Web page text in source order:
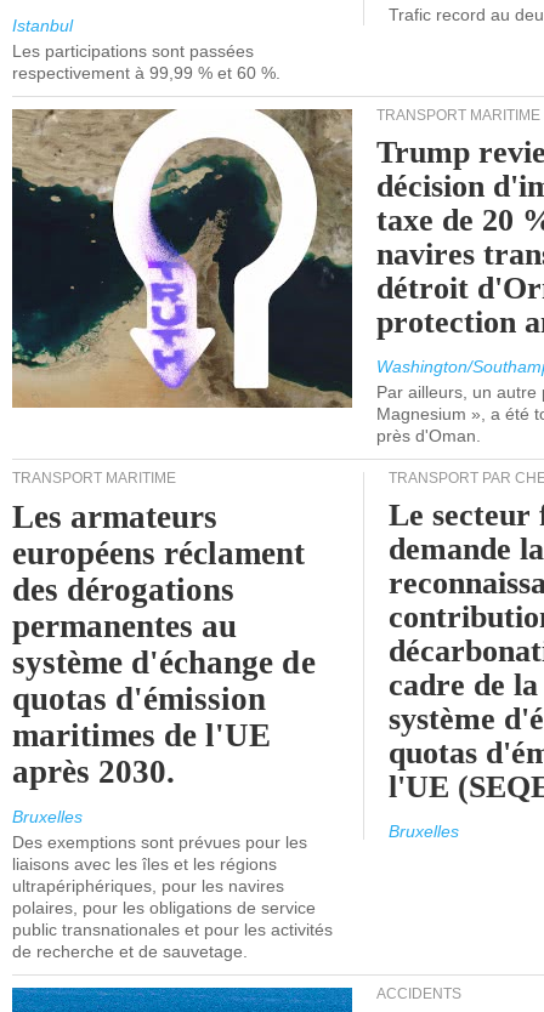
Istanbul
Les participations sont passées
respectivement à 99,99 % et 60 %.
Trafic record au
TRANSPORT MARITIME
Trump
décision
taxe de 20
navires
détroit
protection
Washington/
Par ailleurs, un autre
Magnesium », a été
près d'Oman.
TRANSPORT MARITIME
Les armateurs
européens réclament
des dérogations
permanentes au
système d'échange de
quotas d'émission
maritimes de l'UE
après 2030.
Bruxelles
Des exemptions sont prévues pour les
liaisons avec les îles et les régions
ultrapériphériques, pour les navires
polaires, pour les obligations de service
public transnationales et pour les activités
de recherche et de sauvetage.
TRANSPORT PAR
Le
demande la
cadre de
système
quotas
l'UE
Bruxelles
ACCIDENTS